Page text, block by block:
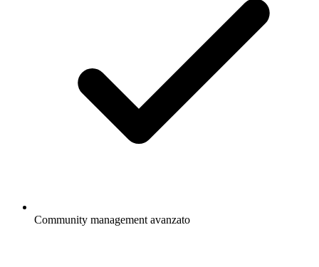
Community management avanzato